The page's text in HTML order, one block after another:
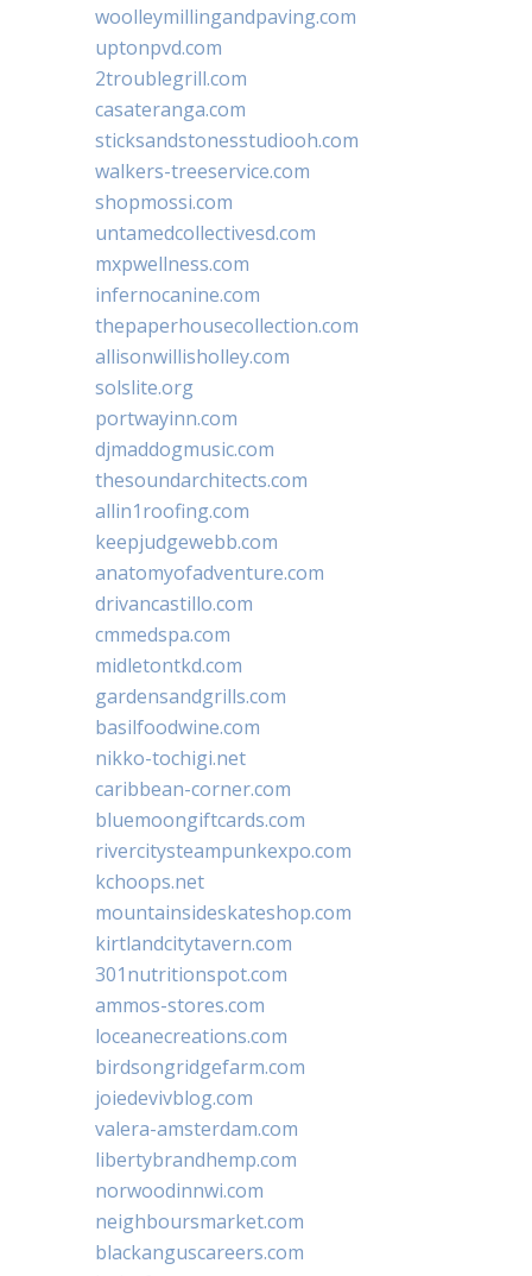
woolleymillingandpaving.com
uptonpvd.com
2troublegrill.com
casateranga.com
sticksandstonesstudiooh.com
walkers-treeservice.com
shopmossi.com
untamedcollectivesd.com
mxpwellness.com
infernocanine.com
thepaperhousecollection.com
allisonwillisholley.com
solslite.org
portwayinn.com
djmaddogmusic.com
thesoundarchitects.com
allin1roofing.com
keepjudgewebb.com
anatomyofadventure.com
drivancastillo.com
cmmedspa.com
midletontkd.com
gardensandgrills.com
basilfoodwine.com
nikko-tochigi.net
caribbean-corner.com
bluemoongiftcards.com
rivercitysteampunkexpo.com
kchoops.net
mountainsideskateshop.com
kirtlandcitytavern.com
301nutritionspot.com
ammos-stores.com
loceanecreations.com
birdsongridgefarm.com
joiedevivblog.com
valera-amsterdam.com
libertybrandhemp.com
norwoodinnwi.com
neighboursmarket.com
blackanguscareers.com